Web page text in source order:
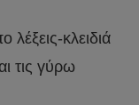
κλειδιά
τις γύρω